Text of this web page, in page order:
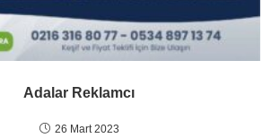
Adalar Reklamcı
26 Mart 2023